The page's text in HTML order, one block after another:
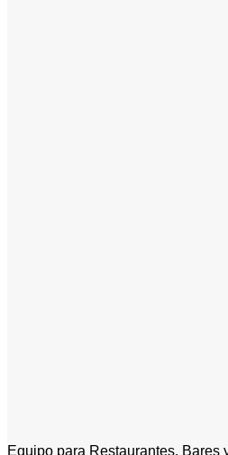
Equipo para Restaurantes, Bares